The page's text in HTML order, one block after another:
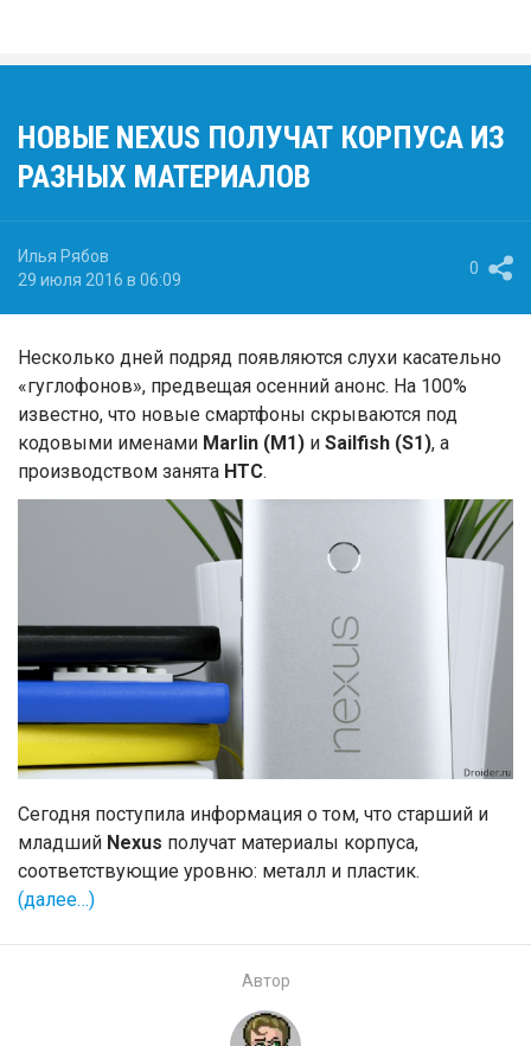
НОВЫЕ NEXUS ПОЛУЧАТ КОРПУСА ИЗ
РАЗНЫХ МАТЕРИАЛОВ
Илья Рябов
29 июля 2016 в 06:09
0
Несколько дней подряд появляются слухи касательно
«гуглофонов», предвещая осенний анонс. На 100%
известно, что новые смартфоны скрываются под
кодовыми именами Marlin (M1) и Sailfish (S1), а
производством занята HTC.
Сегодня поступила информация о том, что старший и
младший Nexus получат материалы корпуса,
соответствующие уровню: металл и пластик.
(далее…)
Автор